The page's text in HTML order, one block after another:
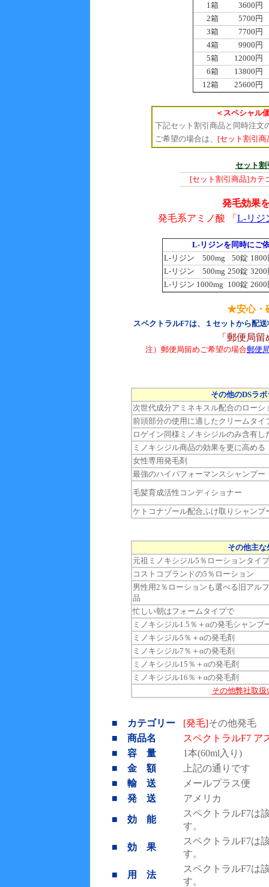
1箱
3600円
2箱
5700円
3箱
7700円
4箱
9900円
5箱
12000円
6箱
13800円
12箱
25600円
＜スペシャル
下記セット割引商品と同時注文
ご希望の場合は、 [セット割引商
セット割
[セット割引商品]カテ
発毛効果
発毛系アミノ酸 「 L-リジ
L-リジンを同時にご
L-リジン 500mg
50錠
L-リジン 500mg 250錠
L-リジン 1000mg
100錠
★安心・
スペクトラルF7は、１セットから配
「郵便局
注）郵便局留めご希望の場合郵便
その他のDSラ
次世代成分アミネキスル配合のローシ
前頭部分の使用に適したクリームタイ
ロゲイン同様ミノキシジルのみ含有し
ミノキシジル商品の効果を更に高める
女性専用発毛剤
最強のハイパフォーマンスシャンプー
毛髪育成活性コンディショナー
ケトコナゾール配合ふけ取りシャンプ
その他主な
元祖ミノキシジル5％ローションタイプ
コストコブランドの5％ローション
男性用2％ローションも選べる旧アル
品
忙しい朝はフォームタイプで
ミノキシジル1.5％＋αの発毛シャンプ
ミノキシジル5％＋αの発毛剤
ミノキシジル7％＋αの発毛剤
ミノキシジル15％＋αの発毛剤
ミノキシジル16％＋αの発毛剤
その他弊社取扱
■ カテゴリー [発毛]その他発毛
■ 商品名
スペクトラルF7 ア
■ 容 量
1本(60ml入り)
■ 金 額
上記の通りです
■ 輸 送
メールプラス便
■ 発 送
アメリカ
■ 効 能
スペクトラルF7は
す。
■ 効 果
スペクトラルF7は
す。
■ 用 法
スペクトラルF7は
す。